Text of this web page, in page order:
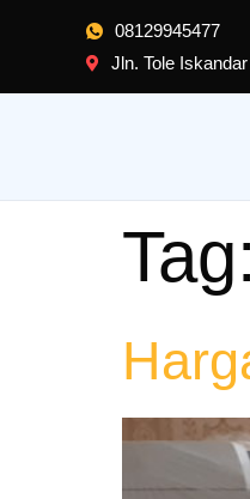
08129945477
Jln. Tole
Tag: